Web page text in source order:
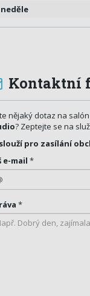
neděle
Kontaktní
nějaký dotaz na salón
? Zeptejte se na
pro zasílání
e-mail *
*